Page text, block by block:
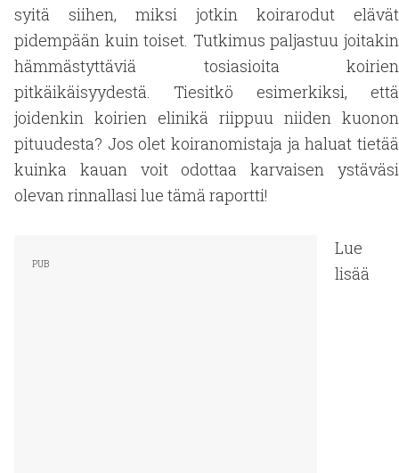
syitä siihen, miksi jotkin koirarodut elävät
pidempään kuin toiset. Tutkimus paljastuu joitakin
hämmästyttäviä tosiasioita koirien
pitkäikäisyydestä. Tiesitkö esimerkiksi, että
joidenkin koirien elinikä riippuu niiden kuonon
pituudesta? Jos olet koiranomistaja ja haluat tietää
kuinka kauan voit odottaa karvaisen ystäväsi
olevan rinnallasi lue tämä raportti!
Lue
lisää